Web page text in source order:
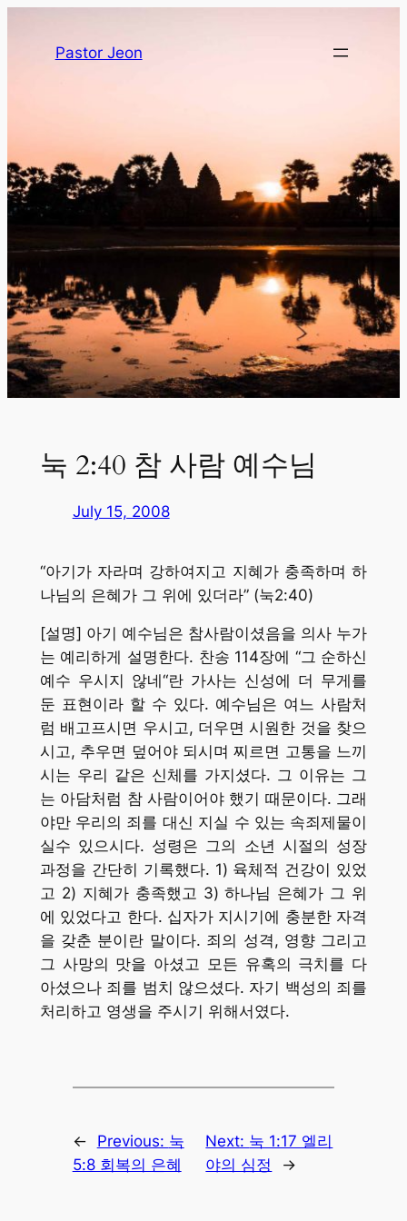
Pastor Jeon
눅 2:40 참 사람 예수님
July 15, 2008
“아기가 자라며 강하여지고 지혜가 충족하며 하
나님의 은혜가 그 위에 있더라” (눅2:40)
[설명] 아기 예수님은 참사람이셨음을 의사 누가
는 예리하게 설명한다. 찬송 114장에 “그 순하신
예수 우시지 않네“란 가사는 신성에 더 무게를
둔 표현이라 할 수 있다. 예수님은 여느 사람처
럼 배고프시면 우시고, 더우면 시원한 것을 찾으
시고, 추우면 덮어야 되시며 찌르면 고통을 느끼
시는 우리 같은 신체를 가지셨다. 그 이유는 그
는 아담처럼 참 사람이어야 했기 때문이다. 그래
야만 우리의 죄를 대신 지실 수 있는 속죄제물이
실수 있으시다. 성령은 그의 소년 시절의 성장
과정을 간단히 기록했다. 1) 육체적 건강이 있었
고 2) 지혜가 충족했고 3) 하나님 은혜가 그 위
에 있었다고 한다. 십자가 지시기에 충분한 자격
을 갖춘 분이란 말이다. 죄의 성격, 영향 그리고
그 사망의 맛을 아셨고 모든 유혹의 극치를 다
아셨으나 죄를 범치 않으셨다. 자기 백성의 죄를
처리하고 영생을 주시기 위해서였다.
← Previous: 눅
5:8 회복의 은혜
Next: 눅 1:17 엘리
야의 심정
→